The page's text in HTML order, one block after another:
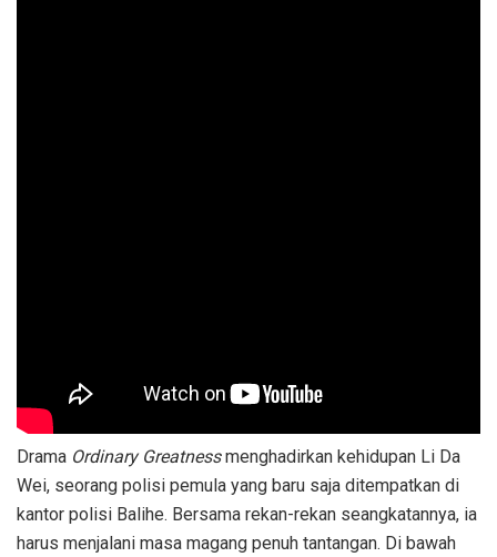
Drama Ordinary Greatnessmenghadirkan kehidupan Li Da
Wei, seorang polisi pemula yang baru saja ditempatkan di
kantor polisi Balihe. Bersama rekan-rekan seangkatannya, ia
harus menjalani masa magang penuh tantangan. Di bawah